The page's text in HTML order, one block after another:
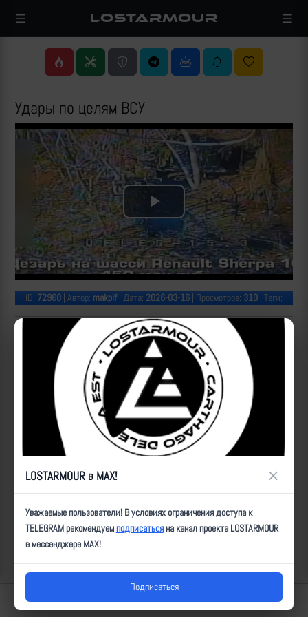
LOSTARMOUR
Удары по целям ВСУ
Play
Video
ID: 72960 | Автор: makpif| Дата: 2026-03-16 | Просмотров: 310 | Теги:
Популярные за сегодня видео
Lostarmour | Carthago Delenda Est | 2014-2026
LOSTARMOUR в MAX! ×
Уважаемые пользователи! В условиях ограничения доступа к
TELEGRAM рекомендуемподписатьсяна канал проекта LOSTARMOUR
в мессенджере MAX!
Подписаться